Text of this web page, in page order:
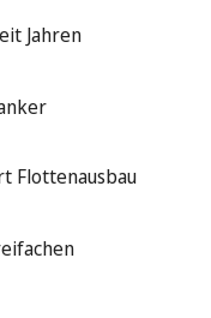
Jahren
Flottenausbau